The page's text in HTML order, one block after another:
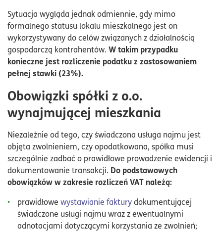
Sytuacja wygląda jednak odmiennie, gdy mimo
formalnego statusu lokalu mieszkalnego jest on
wykorzystywany do celów związanych z działalnością
gospodarczą kontrahentów. W takim przypadku
konieczne jest rozliczenie podatku z zastosowaniem
pełnej stawki (23%).
Obowiązki spółki z o.o.
wynajmującej mieszkania
Niezależnie od tego, czy świadczona usługa najmu jest
objęta zwolnieniem, czy opodatkowana, spółka musi
szczególnie zadbać o prawidłowe prowadzenie ewidencji i
dokumentowanie transakcji. Do podstawowych
obowiązków w zakresie rozliczeń VAT należą:
prawidłowe wystawianie fakturydokumentującej
świadczone usługi najmu wraz z ewentualnymi
adnotacjami dotyczącymi korzystania ze zwolnień;